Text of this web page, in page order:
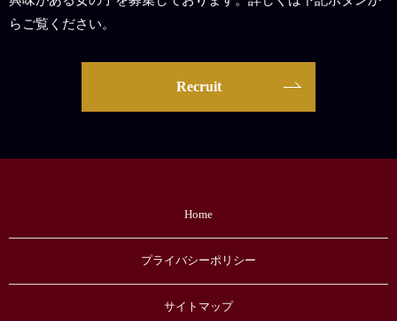
らご覧ください。
Recruit
Home
プライバシーポリシー
サイトマップ